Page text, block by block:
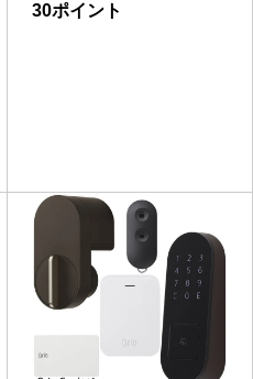
30ポイント